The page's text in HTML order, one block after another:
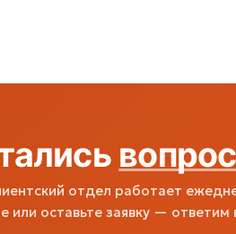
отдел работает
или оставьте заявку — ответим